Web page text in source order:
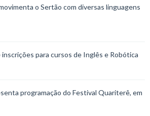
o Sertão com diversas linguagens
inscrições para cursos de Inglês e Robótica
programação do Festival Quariterê, em